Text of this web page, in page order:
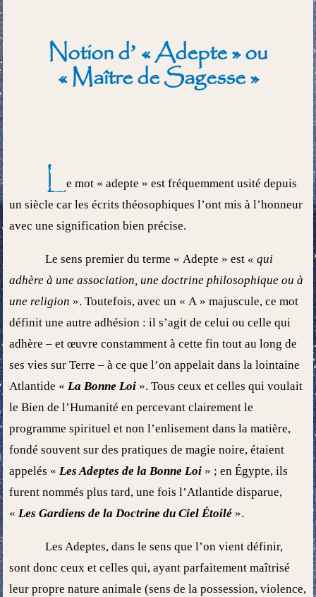
Notion d’ « Adepte » ou
« Maître de Sagesse »
Le mot « adepte » est fréquemment usité depuis
un siècle car les écrits théosophiques l’ont mis à l’honneur
avec une signification bien précise.
Le sens premier du terme « Adepte » est « qui
adhère à une association, une doctrine philosophique ou à
une religion ». Toutefois, avec un « A » majuscule, ce mot
définit une autre adhésion : il s’agit de celui ou celle qui
adhère – et œuvre constamment à cette fin tout au long de
ses vies sur Terre – à ce que l’on appelait dans la lointaine
Atlantide «La Bonne Loi ». Tous ceux et celles qui voulait
le Bien de l’Humanité en percevant clairement le
programme spirituel et non l’enlisement dans la matière,
fondé souvent sur des pratiques de magie noire, étaient
appelés «Les Adeptes de la Bonne Loi » ; en Égypte, ils
furent nommés plus tard, une fois l’Atlantide disparue,
«Les Gardiens de la Doctrine du Ciel Étoilé ».
Les Adeptes, dans le sens que l’on vient définir,
sont donc ceux et celles qui, ayant parfaitement maîtrisé
leur propre nature animale (sens de la possession, violence,